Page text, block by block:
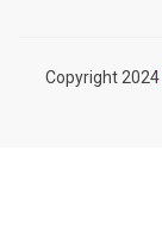
Copyright 2024